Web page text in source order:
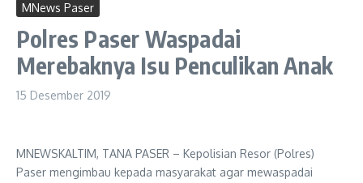
MNews Paser
Polres Paser Waspadai
Merebaknya Isu Penculikan Anak
15 Desember 2019
MNEWSKALTIM, TANA PASER – Kepolisian Resor (Polres)
Paser mengimbau kepada masyarakat agar mewaspadai